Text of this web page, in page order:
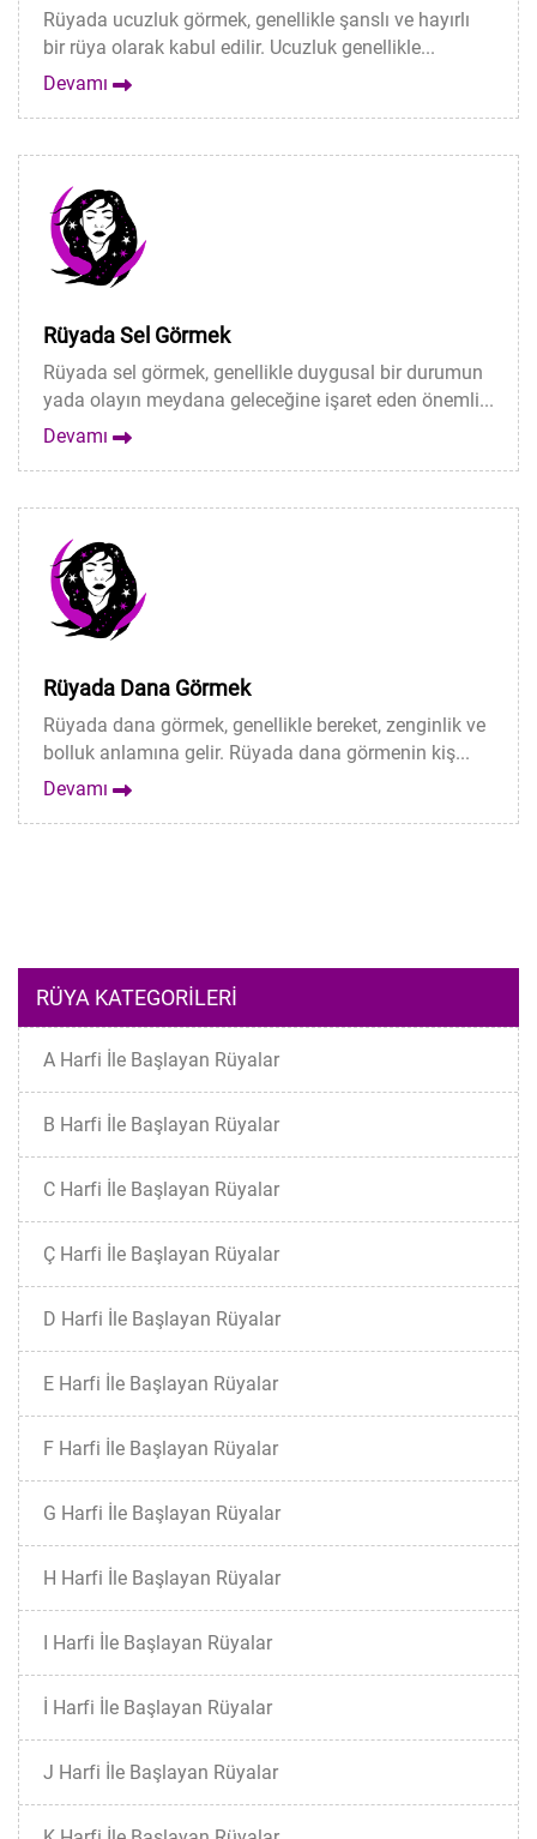
Rüyada ucuzluk görmek, genellikle şanslı ve hayırlı
bir rüya olarak kabul edilir. Ucuzluk genellikle...
Devamı
Rüyada Sel Görmek
Rüyada sel görmek, genellikle duygusal bir durumun
yada olayın meydana geleceğine işaret eden önemli...
Devamı
Rüyada Dana Görmek
Rüyada dana görmek, genellikle bereket, zenginlik ve
bolluk anlamına gelir. Rüyada dana görmenin kiş...
Devamı
RÜYA KATEGORILERI
A Harfi İle Başlayan Rüyalar
B Harfi İle Başlayan Rüyalar
C Harfi İle Başlayan Rüyalar
Ç Harfi İle Başlayan Rüyalar
D Harfi İle Başlayan Rüyalar
E Harfi İle Başlayan Rüyalar
F Harfi İle Başlayan Rüyalar
G Harfi İle Başlayan Rüyalar
H Harfi İle Başlayan Rüyalar
I Harfi İle Başlayan Rüyalar
İ Harfi İle Başlayan Rüyalar
J Harfi İle Başlayan Rüyalar